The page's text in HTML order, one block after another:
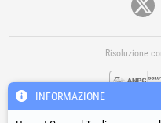
Risoluzione
INFORMAZIONE